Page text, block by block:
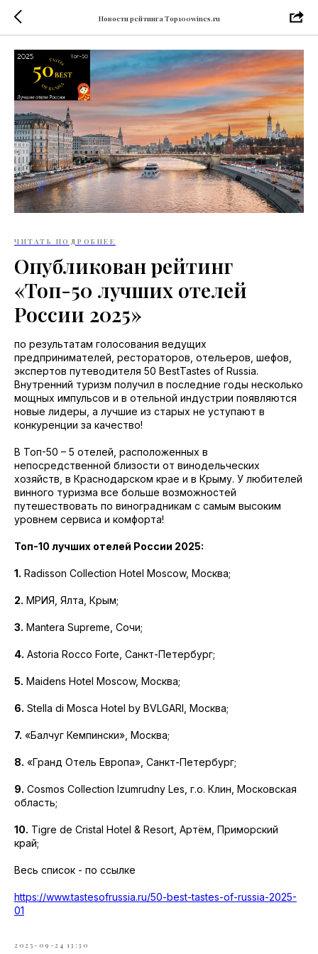
Новости рейтинга Top100wines.ru
ЧИТАТЬ ПОДРОБНЕЕ
Опубликован рейтинг
«Топ-50 лучших отелей
России 2025»
по результатам голосования ведущих
предпринимателей, рестораторов, отельеров, шефов,
экспертов путеводителя 50 BestTastes of Russia.
Внутренний туризм получил в последние годы несколько
мощных импульсов и в отельной индустрии появляются
новые лидеры, а лучшие из старых не уступают в
конкуренции за качество!
В Топ-50 – 5 отелей, расположенных в
непосредственной близости от винодельческих
хозяйств, в Краснодарском крае и в Крыму. У любителей
винного туризма все больше возможностей
путешествовать по виноградникам с самым высоким
уровнем сервиса и комфорта!
Топ-10 лучших отелей России 2025:
1. Radisson Collection Hotel Moscow, Москва;
2. МРИЯ, Ялта, Крым;
3. Mantera Supreme, Сочи;
4. Astoria Rocco Forte, Санкт-Петербург;
5. Maidens Hotel Moscow, Москва;
6. Stella di Mosca Hotel by BVLGARI, Москва;
7. «Балчуг Кемпински», Москва;
8. «Гранд Отель Европа», Санкт-Петербург;
9. Cosmos Collection Izumrudny Les, г.о. Клин, Московская
область;
10. Tigre de Cristal Hotel & Resort, Артём, Приморский
край;
Весь список - по ссылке
https://www.tastesofrussia.ru/50-best-tastes-of-russia-2025-
01
2025-09-24 13:30